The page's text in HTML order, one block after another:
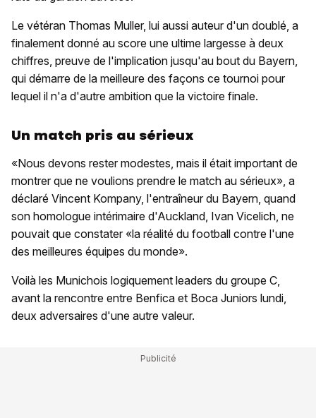
Le vétéran Thomas Muller, lui aussi auteur d'un doublé, a
finalement donné au score une ultime largesse à deux
chiffres, preuve de l'implication jusqu'au bout du Bayern,
qui démarre de la meilleure des façons ce tournoi pour
lequel il n'a d'autre ambition que la victoire finale.
Un match pris au sérieux
«Nous devons rester modestes, mais il était important de
montrer que ne voulions prendre le match au sérieux», a
déclaré Vincent Kompany, l'entraîneur du Bayern, quand
son homologue intérimaire d'Auckland, Ivan Vicelich, ne
pouvait que constater «la réalité du football contre l'une
des meilleures équipes du monde».
Voilà les Munichois logiquement leaders du groupe C,
avant la rencontre entre Benfica et Boca Juniors lundi,
deux adversaires d'une autre valeur.